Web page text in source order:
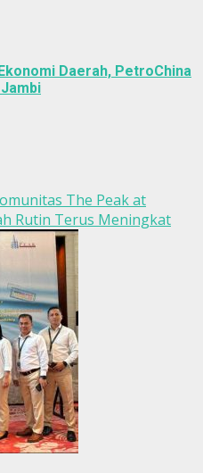
Daerah, PetroChina
The Peak at
Rutin Terus Meningkat